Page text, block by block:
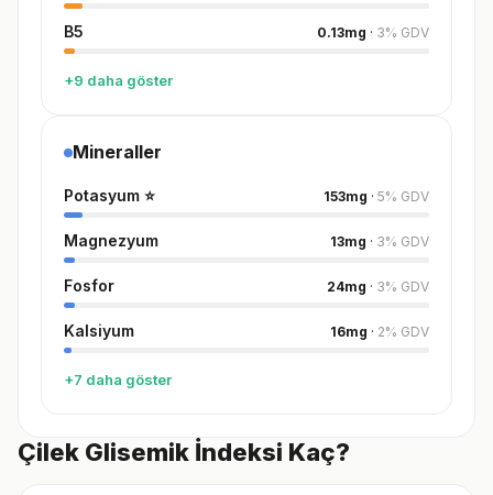
B5 0.13mg · 3% GDV
+9 daha göster
Mineraller
Potasyum ⭐ 153mg · 5% GDV
Magnezyum 13mg · 3% GDV
Fosfor 24mg · 3% GDV
Kalsiyum 16mg · 2% GDV
+7 daha göster
Çilek Glisemik İndeksi Kaç?